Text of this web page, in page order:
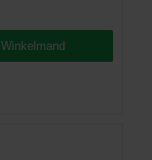
Winkelmand